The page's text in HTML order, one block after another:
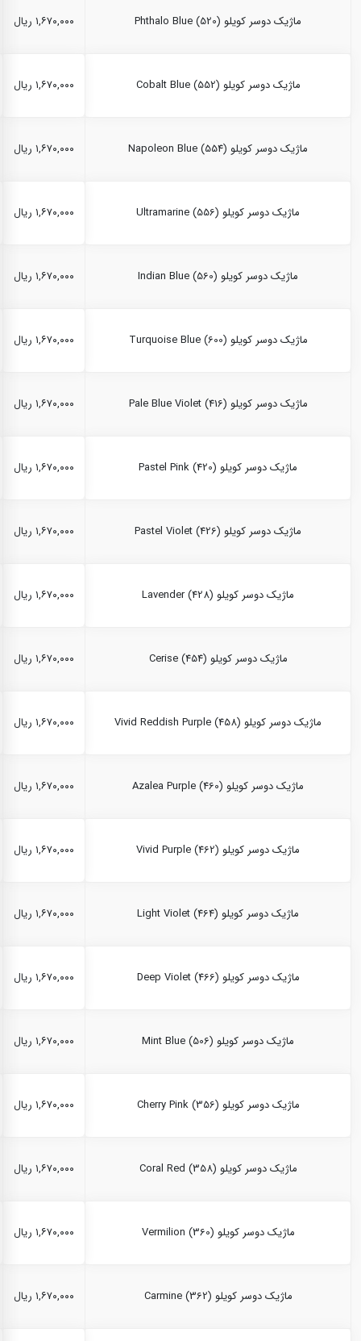
ماژیک دوسر کویلو Phthalo Blue (520) ۱,۶۷۰,۰۰۰ ریال
ماژیک دوسر کویلو Cobalt Blue (552) ۱,۶۷۰,۰۰۰ ریال
ماژیک دوسر کویلو Napoleon Blue (554) ۱,۶۷۰,۰۰۰ ریال
ماژیک دوسر کویلو Ultramarine (556) ۱,۶۷۰,۰۰۰ ریال
ماژیک دوسر کویلو Indian Blue (560) ۱,۶۷۰,۰۰۰ ریال
ماژیک دوسر کویلو Turquoise Blue (600) ۱,۶۷۰,۰۰۰ ریال
ماژیک دوسر کویلو Pale Blue Violet (416) ۱,۶۷۰,۰۰۰ ریال
ماژیک دوسر کویلو Pastel Pink (420) ۱,۶۷۰,۰۰۰ ریال
ماژیک دوسر کویلو Pastel Violet (426) ۱,۶۷۰,۰۰۰ ریال
ماژیک دوسر کویلو Lavender (428) ۱,۶۷۰,۰۰۰ ریال
ماژیک دوسر کویلو Cerise (454) ۱,۶۷۰,۰۰۰ ریال
ماژیک دوسر کویلو Vivid Reddish Purple (458) ۱,۶۷۰,۰۰۰ ریال
ماژیک دوسر کویلو Azalea Purple (460) ۱,۶۷۰,۰۰۰ ریال
ماژیک دوسر کویلو Vivid Purple (462) ۱,۶۷۰,۰۰۰ ریال
ماژیک دوسر کویلو Light Violet (464) ۱,۶۷۰,۰۰۰ ریال
ماژیک دوسر کویلو Deep Violet (466) ۱,۶۷۰,۰۰۰ ریال
ماژیک دوسر کویلو Mint Blue (506) ۱,۶۷۰,۰۰۰ ریال
ماژیک دوسر کویلو Cherry Pink (356) ۱,۶۷۰,۰۰۰ ریال
ماژیک دوسر کویلو Coral Red (358) ۱,۶۷۰,۰۰۰ ریال
ماژیک دوسر کویلو Vermilion (360) ۱,۶۷۰,۰۰۰ ریال
ماژیک دوسر کویلو Carmine (362) ۱,۶۷۰,۰۰۰ ریال